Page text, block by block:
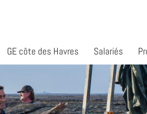
GE côte des Havres Salariés